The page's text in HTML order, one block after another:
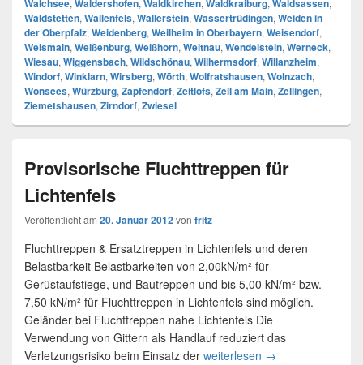
Walchsee, Waldershofen, Waldkirchen, Waldkraiburg, Waldsassen,
Waldstetten, Wallenfels, Wallerstein, Wassertrüdingen, Weiden in
der Oberpfalz, Weidenberg, Weilheim in Oberbayern, Weisendorf,
Weismain, Weißenburg, Weißhorn, Weitnau, Wendelstein, Werneck,
Wiesau, Wiggensbach, Wildschönau, Wilhermsdorf, Willanzheim,
Windorf, Winklarn, Wirsberg, Wörth, Wolfratshausen, Wolnzach,
Wonsees, Würzburg, Zapfendorf, Zeitlofs, Zell am Main, Zellingen,
Ziemetshausen, Zirndorf, Zwiesel
Provisorische Fluchttreppen für
Lichtenfels
Veröffentlicht am 20. Januar 2012von fritz
Fluchttreppen & Ersatztreppen in Lichtenfels und deren
Belastbarkeit Belastbarkeiten von 2,00kN/m² für
Gerüstaufstiege, und Bautreppen und bis 5,00 kN/m² bzw.
7,50 kN/m² für Fluchttreppen in Lichtenfels sind möglich.
Geländer bei Fluchttreppen nahe Lichtenfels Die
Verwendung von Gittern als Handlauf reduziert das
Verletzungsrisiko beim Einsatz der weiterlesen Provisorische
→